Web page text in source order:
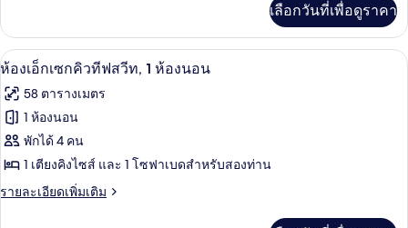
ควีน
ไซส์
2
เตียง
(Emerald
Bay)
เกี่ยว
กับ
ห้อง
เตียง
ควีน
2
เตียง
Bay)
เลือกวันที่เพื่อดูราคา
เปิด
ภาพถ่าย
ทั้งหมด
ของ
ห้อง
เอ็ก
ห้องเอ็กเซกคิวทีฟสวีท, 1 ห้องนอน | เ
5
ห้องเอ็กเซกคิวทีฟสวีท, 1 ห้องนอน
58 ตารางเมตร
1 ห้องนอน
พักได้ 4 คน
1 เตียงคิงไซส์ และ 1 โซฟาเบดสำหรับสองท่าน
รายละเอียดเพิ่มเติม
ราย